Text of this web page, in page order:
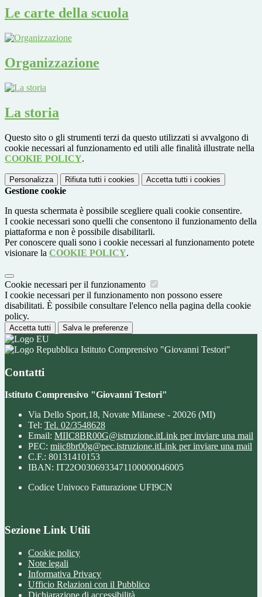
Le carte della scuola
Organizzazione
La storia
Questo sito o gli strumenti terzi da questo utilizzati si avvalgono di
cookie necessari al funzionamento ed utili alle finalità illustrate nella
COOKIE POLICY.
Personalizza Rifiuta tutti i cookies Accetta tutti i cookies
Gestione cookie
In questa schermata è possibile scegliere quali cookie consentire.
I cookie necessari sono quelli che consentono il funzionamento della
piattaforma e non è possibile disabilitarli.
Per conoscere quali sono i cookie necessari al funzionamento potete
visionare la COOKIE POLICY.
Cookie necessari per il funzionamento
I cookie necessari per il funzionamento non possono essere
disabilitati. È possibile consultare l'elenco nella pagina della cookie
policy.
Accetta tutti Salva le preferenze
Istituto Comprensivo "Giovanni Testori"
Contatti
Istituto Comprensivo "Giovanni Testori"
Via Dello Sport,18, Novate Milanese - 20026 (MI)
Tel: Tel. 02/3548628
Email: MIIC8BR00G@istruzione.itLink per inviare una mail
PEC: miic8br00g@pec.istruzione.itLink per inviare una mail
C.F.: 80131410153
IBAN: IT22O0306933471100000046005
Codice Univoco Fatturazione UFI9CN
Sezione Link Utili
Cookie policy
Note legali
Informativa Privacy
Ufficio Relazioni con il Pubblico
Dichiarazione di accessibilità